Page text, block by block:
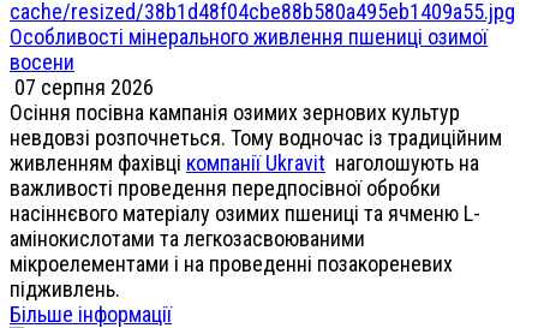
Особливості мінерального живлення пшениці озимої
восени
07 серпня 2026
Осіння посівна кампанія озимих зернових культур
невдовзі розпочнеться. Тому водночас із традиційним
живленням фахівці компанії Ukravit наголошують на
важливості проведення передпосівної обробки
насіннєвого матеріалу озимих пшениці та ячменю L-
амінокислотами та легкозасвоюваними
мікроелементами і на проведенні позакореневих
підживлень.
Більше інформації